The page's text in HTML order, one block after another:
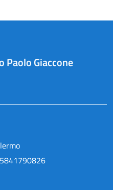
Paolo Giaccone